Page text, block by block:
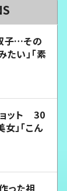
子…その
い」「素
ット 30
」「こん
った祖